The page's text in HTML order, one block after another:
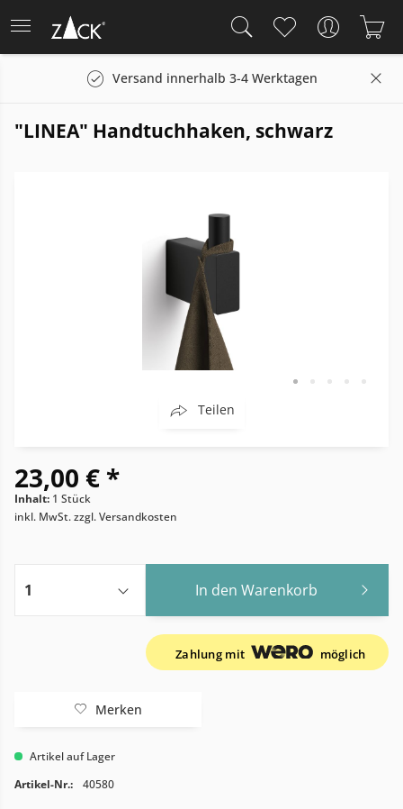
Versand innerhalb 3-4 Werktagen
"LINEA" Handtuchhaken, schwarz
Teilen
23,00 € *
Inhalt: 1 Stück
inkl. MwSt.zzgl. Versandkosten
In den Warenkorb
Zahlung mit möglich
Merken
Artikel auf Lager
Artikel-Nr.:
40580